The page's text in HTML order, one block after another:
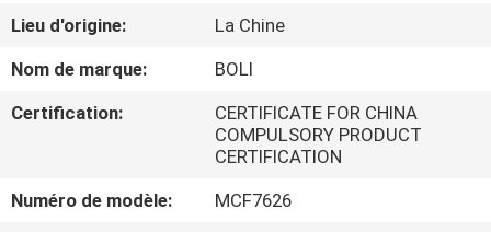
VIDÉOS
PROPOS
NOUS
Lieu d'origine:
La Chine
Nom de marque:
BOLI
Certification:
CERTIFICATE FOR CHINA
COMPULSORY PRODUCT
CERTIFICATION
Numéro de modèle:
MCF7626